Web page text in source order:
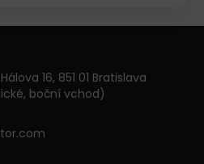
Hálova 16, 851 01 Bratislava
boční vchod)